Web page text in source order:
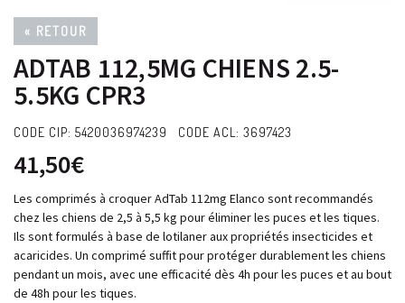
« RETOUR
ADTAB 112,5MG CHIENS 2.5-
5.5KG CPR3
CODE CIP: 5420036974239 CODE ACL: 3697423
41,50€
Les comprimés à croquer AdTab 112mg Elanco sont recommandés
chez les chiens de 2,5 à 5,5 kg pour éliminer les puces et les tiques.
Ils sont formulés à base de lotilaner aux propriétés insecticides et
acaricides. Un comprimé suffit pour protéger durablement les chiens
pendant un mois, avec une efficacité dès 4h pour les puces et au bout
de 48h pour les tiques.